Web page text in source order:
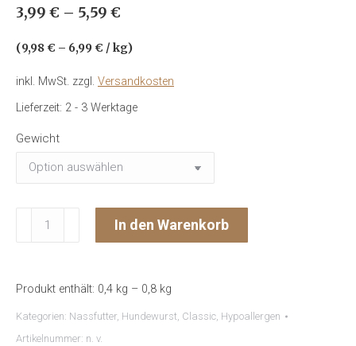
3,99 € – 5,59 €
basierend
auf
(9,98€ – 6,99€ / kg)
inkl. MwSt. zzgl. Versandkosten
Lieferzeit: 2 - 3 Werktage
Gewicht
Apfel,
Kräuter
&
In den Warenkorb
Produkt enthält: 0,4 kg – 0,8 kg
Kategorien: Nassfutter Hundewurst Classic Hypoallergen
Artikelnummer: n. v.